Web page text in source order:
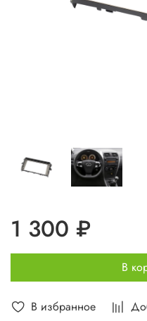
В избранное
1 300 ₽
В